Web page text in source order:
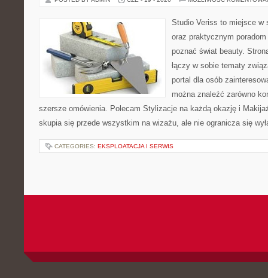
Studio Veriss to miejsce w
oraz praktycznym
poznać świat beauty.
łączy w sobie tematy
portal dla osób
można znaleźć zarówno
szersze omówienia. Polecam Stylizacje na każdą okazję i
skupia się przede wszystkim na wizażu, ale nie ogranicza się
CATEGORIES: EKSPLOATACJA I SERWIS